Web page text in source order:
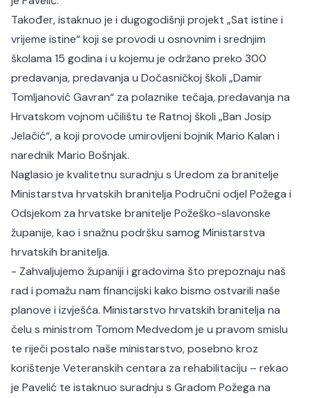
Također, istaknuo je i dugogodišnji projekt „Sat istine i
vrijeme istine“ koji se provodi u osnovnim i srednjim
školama 15 godina i u kojemu je održano preko 300
predavanja, predavanja u Dočasničkoj školi „Damir
Tomljanović Gavran“ za polaznike tečaja, predavanja na
Hrvatskom vojnom učilištu te Ratnoj školi „Ban Josip
Jelačić“, a koji provode umirovljeni bojnik Mario Kalan i
narednik Mario Bošnjak.
Naglasio je kvalitetnu suradnju s Uredom za branitelje
Ministarstva hrvatskih branitelja Područni odjel Požega i
Odsjekom za hrvatske branitelje Požeško-slavonske
županije, kao i snažnu podršku samog Ministarstva
hrvatskih branitelja.
- Zahvaljujemo županiji i gradovima što prepoznaju naš
rad i pomažu nam financijski kako bismo ostvarili naše
planove i izvješća. Ministarstvo hrvatskih branitelja na
čelu s ministrom Tomom Medvedom je u pravom smislu
te riječi postalo naše ministarstvo, posebno kroz
korištenje Veteranskih centara za rehabilitaciju – rekao
je Pavelić te istaknuo suradnju s Gradom Požega na